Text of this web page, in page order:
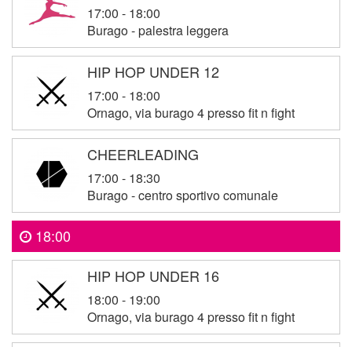
17:00 - 18:00
Burago - palestra leggera
HIP HOP UNDER 12
17:00 - 18:00
Ornago, via burago 4 presso fit n fight
CHEERLEADING
17:00 - 18:30
Burago - centro sportivo comunale
18:00
HIP HOP UNDER 16
18:00 - 19:00
Ornago, via burago 4 presso fit n fight